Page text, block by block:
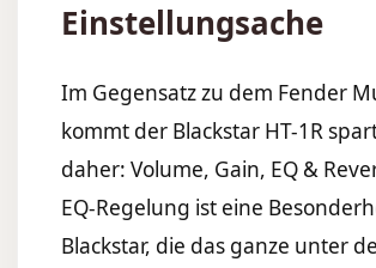
Einstellungsache
Im Gegensatz zu dem Fender
kommt der Blackstar HT-1R
daher: Volume, Gain, EQ &
EQ-Regelung ist eine
Blackstar, die das ganze unter